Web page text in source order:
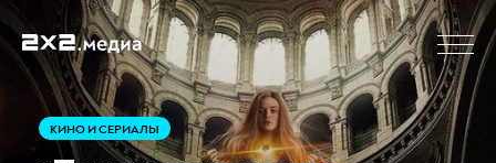
КИНО И СЕРИАЛЫ